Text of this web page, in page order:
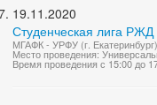
19.11.2020
Студенческая лига
МГАФК - УРФУ (г.
Место проведения:
Время проведения с 15:00 до